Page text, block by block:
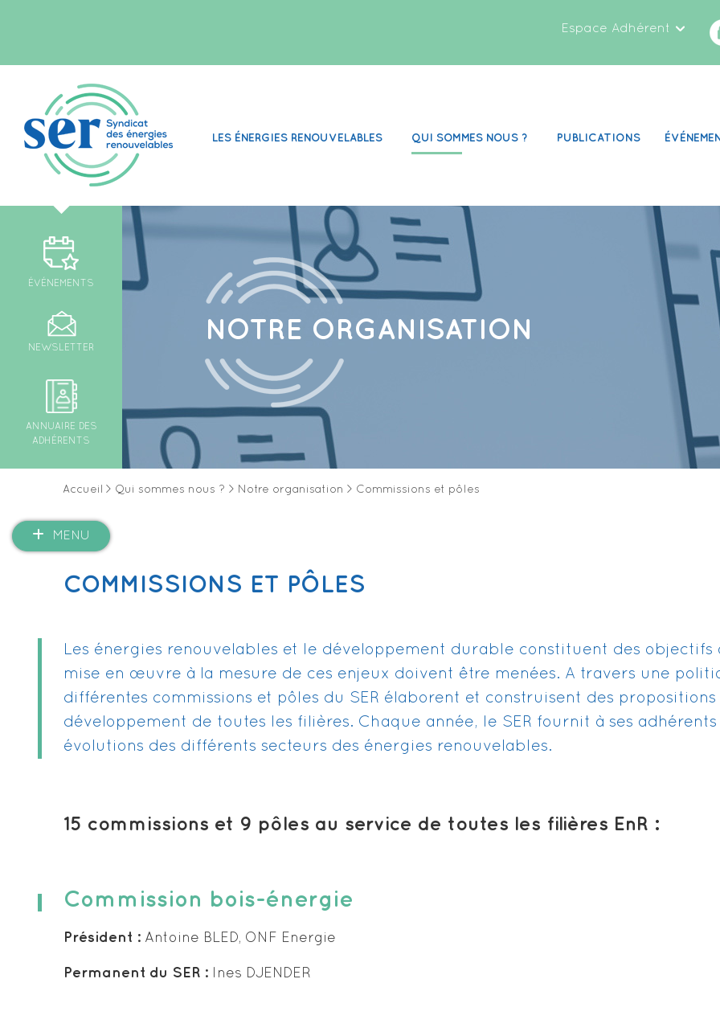
Espace Adhérent
LES ÉNERGIES RENOUVELABLES QUI SOMMES NOUS ? PUBLICATIONS
ÉVÉNEMENTS
NEWSLETTER
ANNUAIRE DES
ADHÉRENTS
NOTRE ORGANISATION
Accueil > Qui sommes nous ? > Notre organisation > Commissions et pôles
MENU
COMMISSIONS ET PÔLES
Les énergies renouvelables et le développement durable constituent des objectifs
mise en œuvre à la mesure de ces enjeux doivent être menées. A travers une
différentes commissions et pôles du SER élaborent et construisent des
développement de toutes les filières. Chaque année, le SER fournit à ses
évolutions des différents secteurs des énergies renouvelables.
15 commissions et 9 pôles au service de toutes les filières EnR :
Commission bois-énergie
Président : Antoine BLED, ONF Energie
Permanent du SER : Ines DJENDER